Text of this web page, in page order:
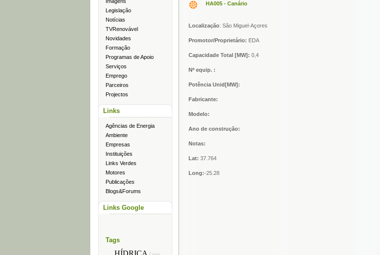
Legislação
Notícias
TVRenovável
Novidades
Formação
Programas de Apoio
Serviços
Emprego
Parceiros
Projectos
Links
Agências de Energia
Ambiente
Empresas
Instituições
Links Verdes
Motores
Publicações
Blogs&Forums
Links Google
Tags
HÍDRICA
HA005 - Canário
Localização: São Miguel-Açores
Promotor/Proprietário: EDA
Capacidade Total [MW]: 0,4
Nº equip. :
Potência Unid[MW]:
Fabricante:
Modelo:
Ano de construção:
Notas:
Lat: 37.764
Long:-25.28